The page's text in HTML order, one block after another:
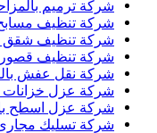
شركة ترميم
شركة تنظيف مسابح
شركة تنظيف شقق
شركة تنظيف قصور
شركة نقل عفش
شركة عزل خزانات
شركة عزل اسطح
شركة تسليك مجارى